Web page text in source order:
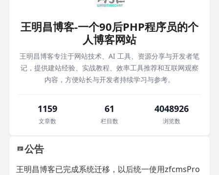
王明昌博客-一个90后PHP程序员的个
人博客网站
王明昌博客专注于网站技术、AI 工具、资源分享与开发者笔
记，提供建站经验、实战教程、效率工具推荐和互联网观察
内容，方便站长与开发者持续学习与参考。
1159
文章数
61
栏目数
4048926
浏览数
公告
王明昌博客已完成系统迁移，以后统一使用zfcmsPro